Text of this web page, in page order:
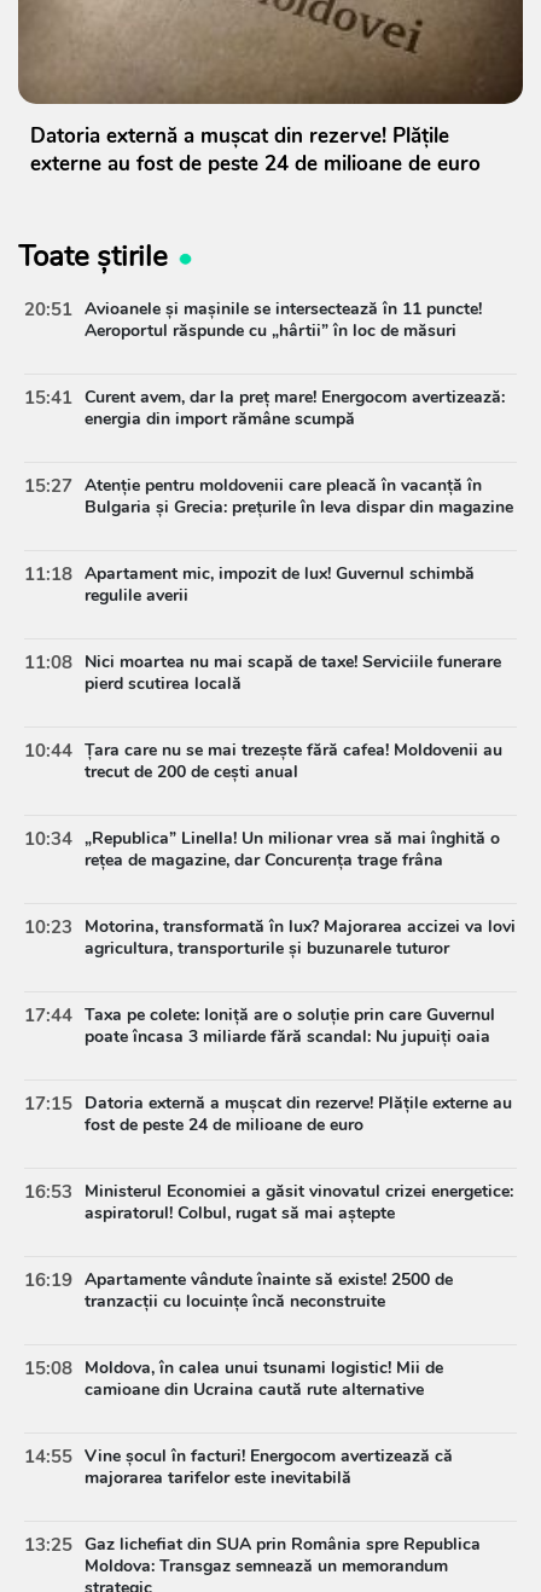
Datoria externă a mușcat din rezerve! Plățile
externe au fost de peste 24 de milioane de euro
Toate știrile
20:51 Avioanele și mașinile se intersectează în 11 puncte!
Aeroportul răspunde cu „hârtii” în loc de măsuri
15:41 Curent avem, dar la preț mare! Energocom avertizează:
energia din import rămâne scumpă
15:27 Atenție pentru moldovenii care pleacă în vacanță în
Bulgaria și Grecia: prețurile în leva dispar din magazine
11:18 Apartament mic, impozit de lux! Guvernul schimbă
regulile averii
11:08 Nici moartea nu mai scapă de taxe! Serviciile funerare
pierd scutirea locală
10:44 Țara care nu se mai trezește fără cafea! Moldovenii au
trecut de 200 de cești anual
10:34 „Republica” Linella! Un milionar vrea să mai înghită o
rețea de magazine, dar Concurența trage frâna
10:23
Motorina, transformată în lux? Majorarea accizei va lovi
agricultura, transporturile și buzunarele tuturor
17:44 Taxa pe colete: Ioniță are o soluție prin care Guvernul
poate încasa 3 miliarde fără scandal: Nu jupuiți oaia
17:15 Datoria externă a mușcat din rezerve! Plățile externe au
fost de peste 24 de milioane de euro
16:53
Ministerul Economiei a găsit vinovatul crizei energetice:
aspiratorul! Colbul, rugat să mai aștepte
16:19 Apartamente vândute înainte să existe! 2500 de
tranzacții cu locuințe încă neconstruite
15:08 Moldova, în calea unui tsunami logistic! Mii de
camioane din Ucraina caută rute alternative
14:55 Vine șocul în facturi! Energocom avertizează că
majorarea tarifelor este inevitabilă
13:25 Gaz lichefiat din SUA prin România spre Republica
Moldova: Transgaz semnează un memorandum